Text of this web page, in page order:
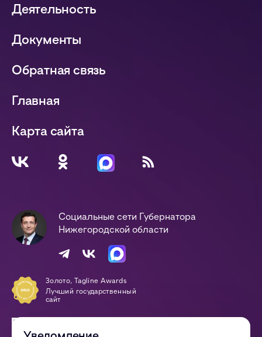
Деятельность
Документы
Обратная связь
Главная
Карта сайта
Социальные сети Губернатора
Нижегородской области
Золото, Tagline Awards
Лучший государственный
сайт